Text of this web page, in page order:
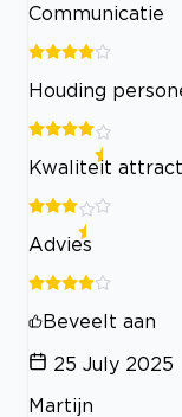
Communicatie
Houding
Kwaliteit
Advies
Beveelt aan
25 July 2025
Martijn